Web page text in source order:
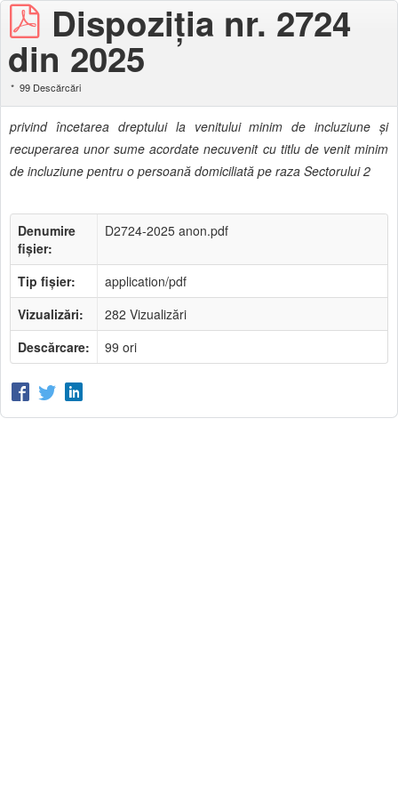
Dispoziţia nr. 2724
din 2025
99 Descărcări
privind încetarea dreptului la venitului minim de incluziune şi
recuperarea unor sume acordate necuvenit cu titlu de venit minim
de incluziune pentru o persoană domiciliată pe raza Sectorului 2
Denumire
fișier:
D2724-2025 anon.pdf
Tip fișier:
application/pdf
Vizualizări:
282 Vizualizări
Descărcare:
99 ori